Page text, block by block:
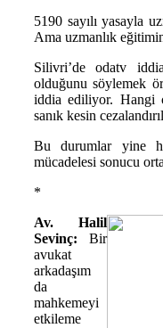
5190 sayılı yasayla
Ama uzmanlık
Silivri’de odatv
olduğunu söylemek
iddia ediliyor. Hangi
sanık kesin
Bu durumlar yine
mücadelesi sonucu
*
Av. Halil
Sevinç: Bir
avukat
arkadaşım
da
mahkemeyi
etkileme